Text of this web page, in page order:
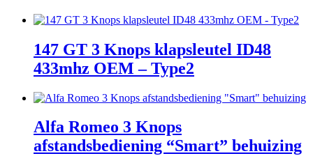
147 GT 3 Knops klapsleutel ID48
433mhz OEM – Type2
Alfa Romeo 3 Knops
afstandsbediening “Smart” behuizing